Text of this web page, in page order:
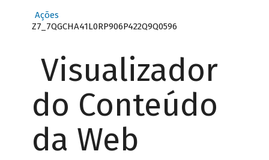
Ações
Z7_7QGCHA41L0RP906P422Q9Q0596
Visualizador
do Conteúdo
da Web